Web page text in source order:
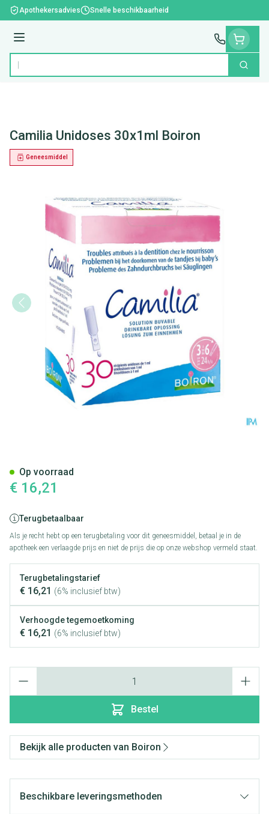
Ga naar de inhoud
Apothekersadvies Snelle beschikbaarheid
Menu
Product, merk, categorie... Zoek
Camilia Unidoses 30x1ml Boiron
Geneesmiddel
€ 16,21
Terugbetaalbaar
Als je recht hebt op een terugbetaling voor dit geneesmiddel, betaal je in de
apotheek een verlaagde prijs en niet de prijs die op onze webshop vermeld staat.
Terugbetalingstarief
€ 16,21 (6% inclusief btw)
Verhoogde tegemoetkoming
€ 16,21 (6% inclusief btw)
Bestel
Op voorraad
Bekijk alle producten van Boiron
Beschikbare leveringsmethoden